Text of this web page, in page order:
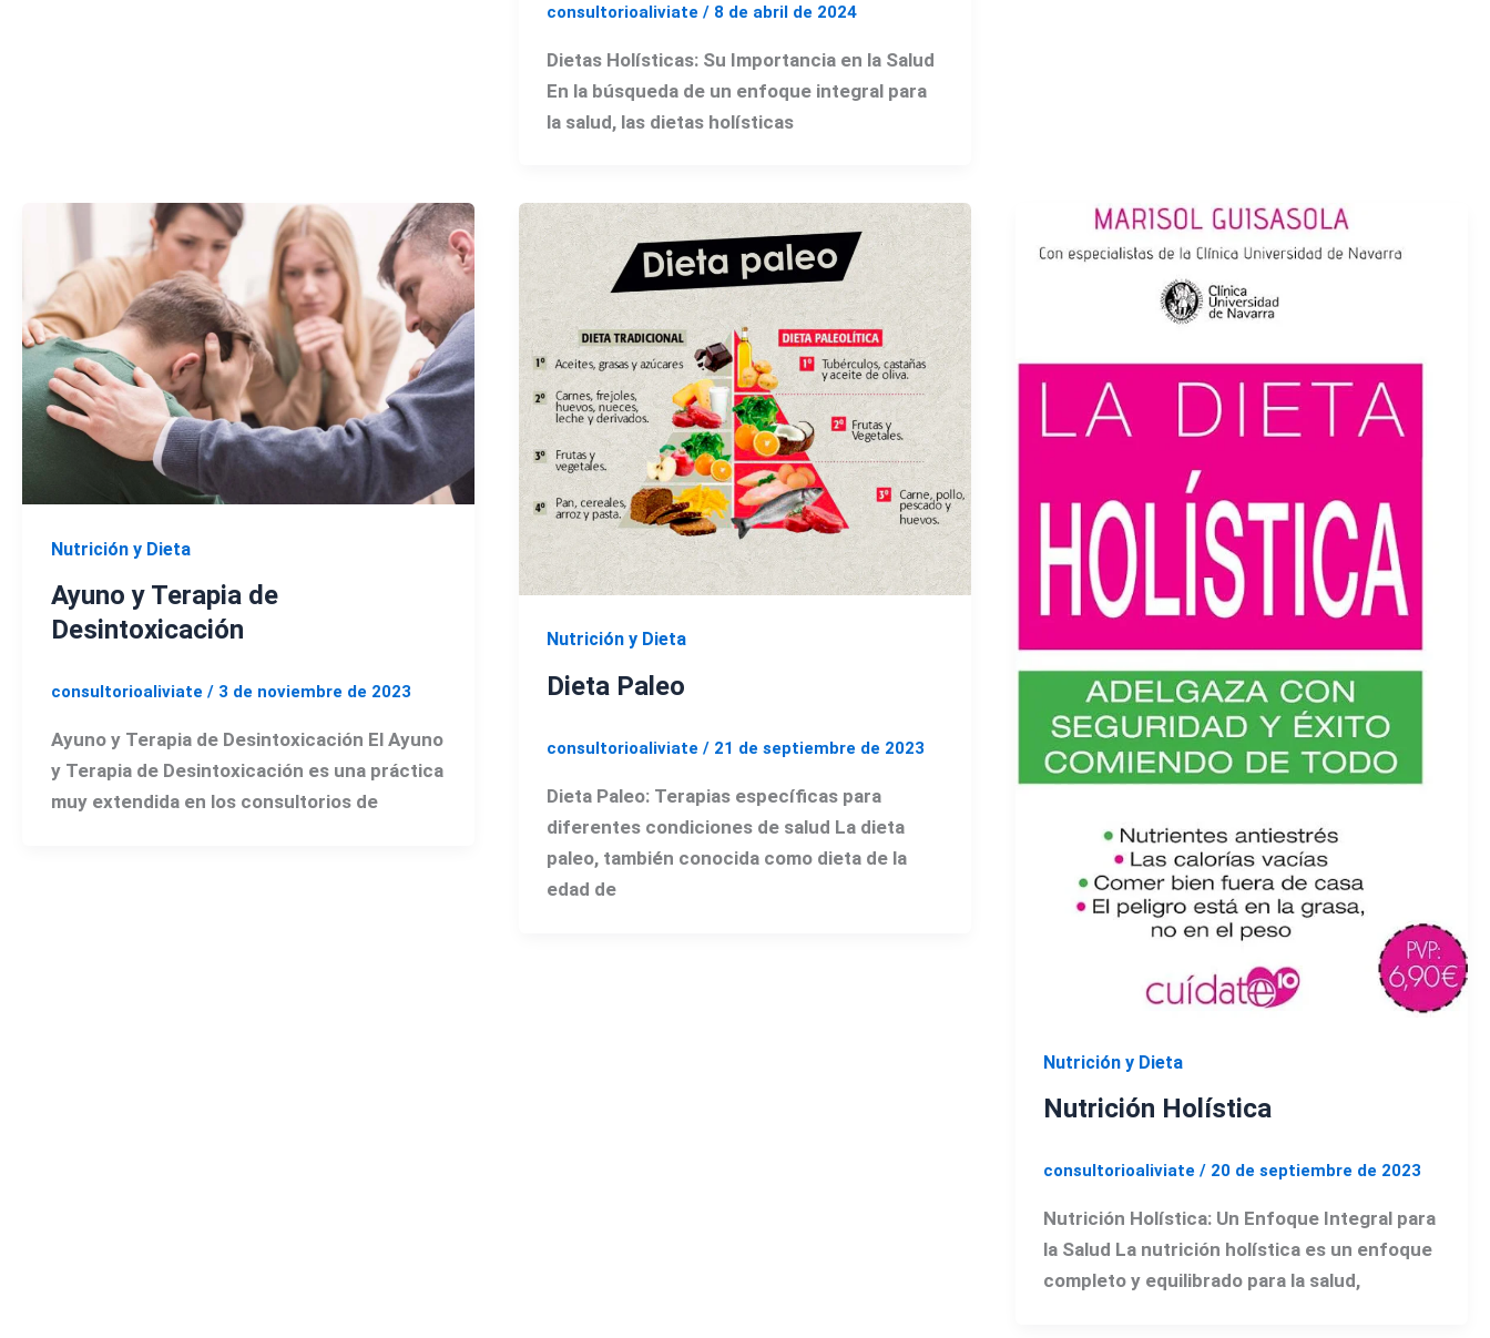
consultorioaliviate/ 8 de abril de 2024
Dietas Holísticas: Su Importancia en la Salud
En la búsqueda de un enfoque integral para
la salud, las dietas holísticas
Nutrición y Dieta
Ayuno y Terapia de
Desintoxicación
consultorioaliviate / 3 de noviembre de 2023
Ayuno y Terapia de Desintoxicación El Ayuno
y Terapia de Desintoxicación es una práctica
muy extendida en los consultorios de
Nutrición y Dieta
Dieta Paleo
consultorioaliviate/ 21 de septiembre de 2023
Dieta Paleo: Terapias específicas para
diferentes condiciones de salud La dieta
paleo, también conocida como dieta de la
edad de
Nutrición y Dieta
Nutrición Holística
consultorioaliviate/ 20 de septiembre de 2023
Nutrición Holística: Un Enfoque Integral para
la Salud La nutrición holística es un enfoque
completo y equilibrado para la salud,